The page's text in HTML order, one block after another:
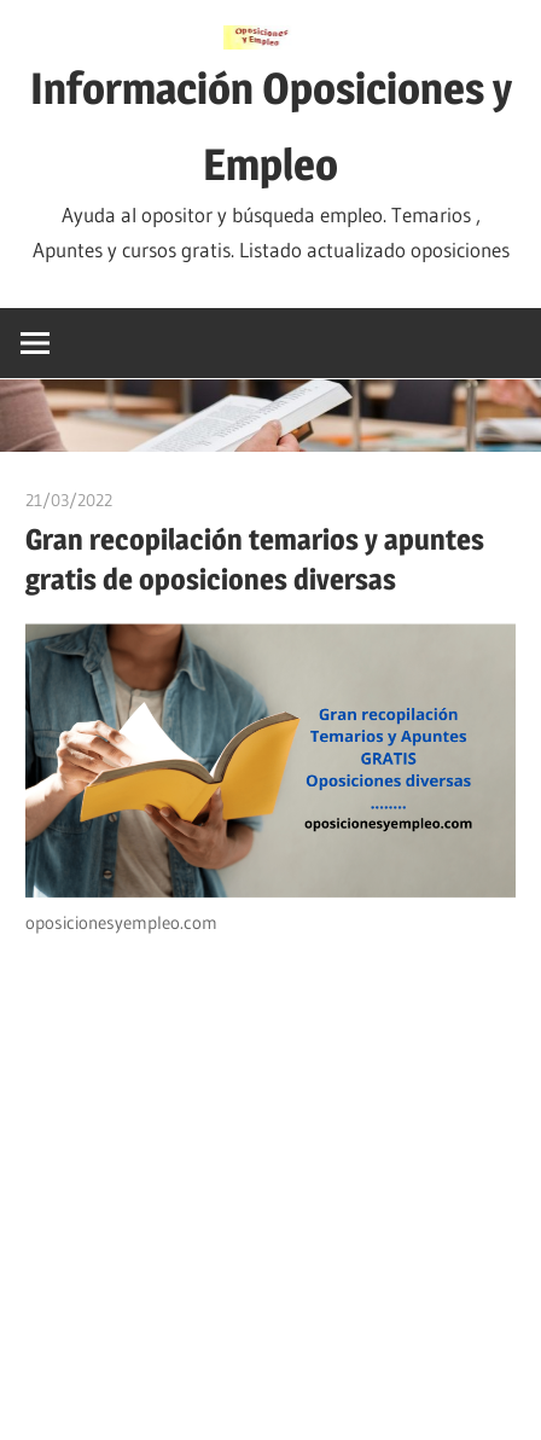
contenido
Información Oposiciones y
Empleo
Ayuda al opositor y búsqueda empleo. Temarios ,
Apuntes y cursos gratis. Listado actualizado oposiciones
21/03/2022
Gran recopilación temarios y apuntes
gratis de oposiciones diversas
oposicionesyempleo.com